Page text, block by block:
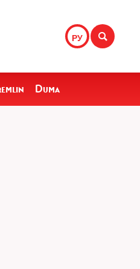
РУ
Duma